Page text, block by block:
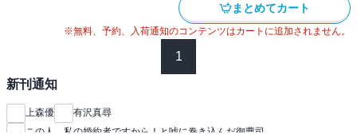
まとめてカート
※無料、予約、入荷通知のコンテンツはカートに追加されません。
1
新刊通知
上森優
有沢真尋